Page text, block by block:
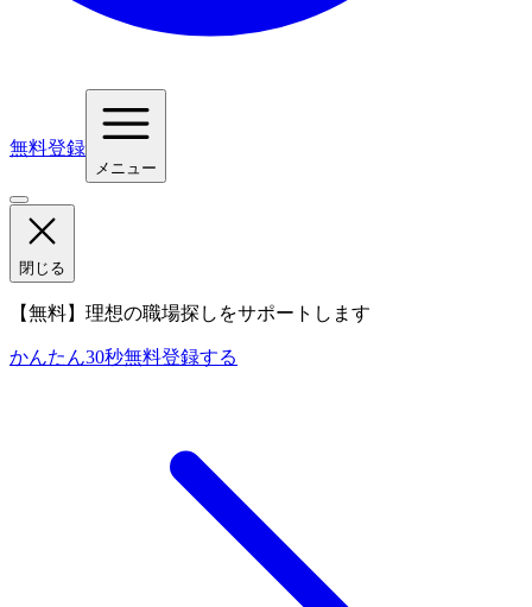
無料登録
メニュー
閉じる
【無料】理想の職場探しをサポートします
かんたん30秒無料登録する